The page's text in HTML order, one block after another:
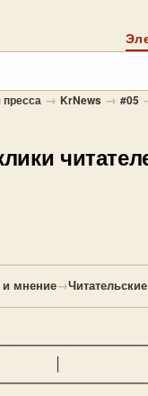
пресса → KrNews → #05
и мнение→
│